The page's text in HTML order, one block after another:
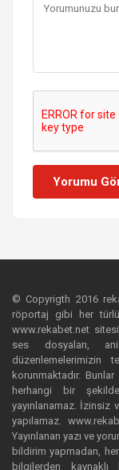
Yorumu
© Copyrigth 2016
röportaj gibi her
www.rekabet.net
ses dosyaları,
düzenlemelerimizin
korunmaktadır.
herhangi bir şekilde
yayınlanamaz. İzinsiz
yapılamaz.
Yayınlanan yazı ve
bildirim yapmadan,
bilgilerden